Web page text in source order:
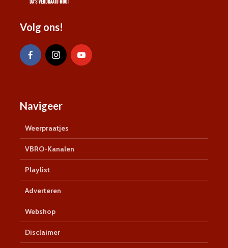
Volg ons!
Navigeer
Weerpraatjes
VBRO-Kanalen
Playlist
Adverteren
Webshop
Disclaimer